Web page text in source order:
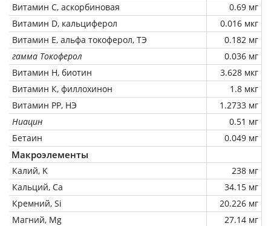
Витамин C, аскорбиновая
0.69 мг
Витамин D, кальциферол
0.016 мкг
Витамин Е, альфа токоферол, ТЭ
0.182 мг
гамма Токоферол
0.036 мг
Витамин Н, биотин
3.628 мкг
Витамин К, филлохинон
1.8 мкг
Витамин РР, НЭ
1.2733 мг
Ниацин
0.51 мг
Бетаин
0.049 мг
Макроэлементы
Калий, K
238 мг
Кальций, Ca
34.15 мг
Кремний, Si
20.226 мг
Магний, Mg
27.14 мг